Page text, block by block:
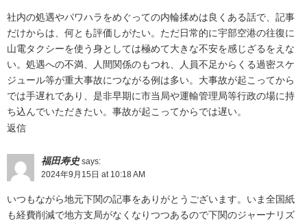
社内の処遇やパワハラをめぐっての内輪揉めは良くある話で、記事
だけからは、何とも評価しがたい。ただ日常的に宇部空港の往復に
山電タクシーを使う身としては極めて大きな不安を感じざるをえな
い。処遇への不満、人間関係のもつれ、人員不足からくる過密スケ
ジュール等が重大事故につながる例は多い。大事故が起こってから
では手遅れであり、是非早期に市当局や運輸管理局等行政の場に持
ち込んでいただきたい。事故が起こってからでは遅い。
返信
福田寿史 says:
2024年9月15日 at 10:18 AM
いつもながら地元下関の記事をありがとうございます。いま全国紙
も経費削減で地方支局がなくなりつつあるので下関のジャーナリズ